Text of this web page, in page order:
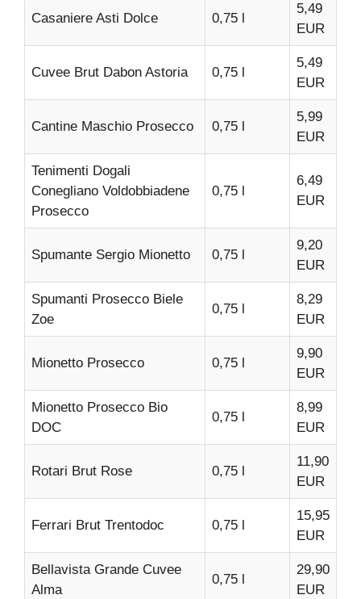
Casaniere Asti Dolce 0,75 l
5,49
EUR
Cuvee Brut Dabon Astoria 0,75 l
5,49
EUR
Cantine Maschio Prosecco 0,75 l
5,99
EUR
Tenimenti Dogali
Conegliano Voldobbiadene
Prosecco
0,75 l
6,49
EUR
Spumante Sergio Mionetto 0,75 l
9,20
EUR
Spumanti Prosecco Biele
Zoe
0,75 l
8,29
EUR
Mionetto Prosecco 0,75 l
9,90
EUR
Mionetto Prosecco Bio
DOC
0,75 l
8,99
EUR
Rotari Brut Rose 0,75 l
11,90
EUR
Ferrari Brut Trentodoc 0,75 l
15,95
EUR
Bellavista Grande Cuvee
Alma
0,75 l
29,90
EUR